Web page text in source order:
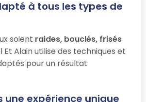
à tous les types de
soient raides, bouclés, frisés
Et Alain utilise des techniques et
pour un résultat
une expérience unique